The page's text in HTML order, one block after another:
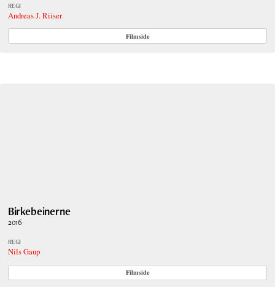
REGI
Andreas J. Riiser
Filmside
Birkebeinerne
2016
REGI
Nils Gaup
Filmside